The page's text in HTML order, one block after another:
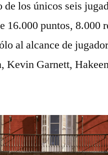
los únicos seis
16.000 puntos, 8.000
al alcance de
Kevin Garnett,